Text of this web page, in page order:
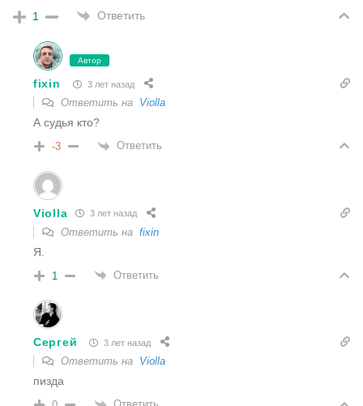
1 Ответить
Автор
fixin 3 лет назад
Ответить на Violla
А судья кто?
-3 Ответить
Violla 3 лет назад
Ответить на fixin
Я.
1 Ответить
Сергей 3 лет назад
Ответить на Violla
пизда